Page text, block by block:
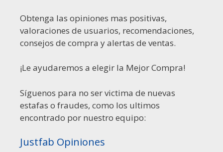
Obtenga las opiniones mas positivas,
valoraciones de usuarios, recomendaciones,
consejos de compra y alertas de ventas.
¡Le ayudaremos a elegir la Mejor Compra!
Síguenos para no ser victima de nuevas
estafas o fraudes, como los ultimos
encontrado por nuestro equipo:
Justfab Opiniones